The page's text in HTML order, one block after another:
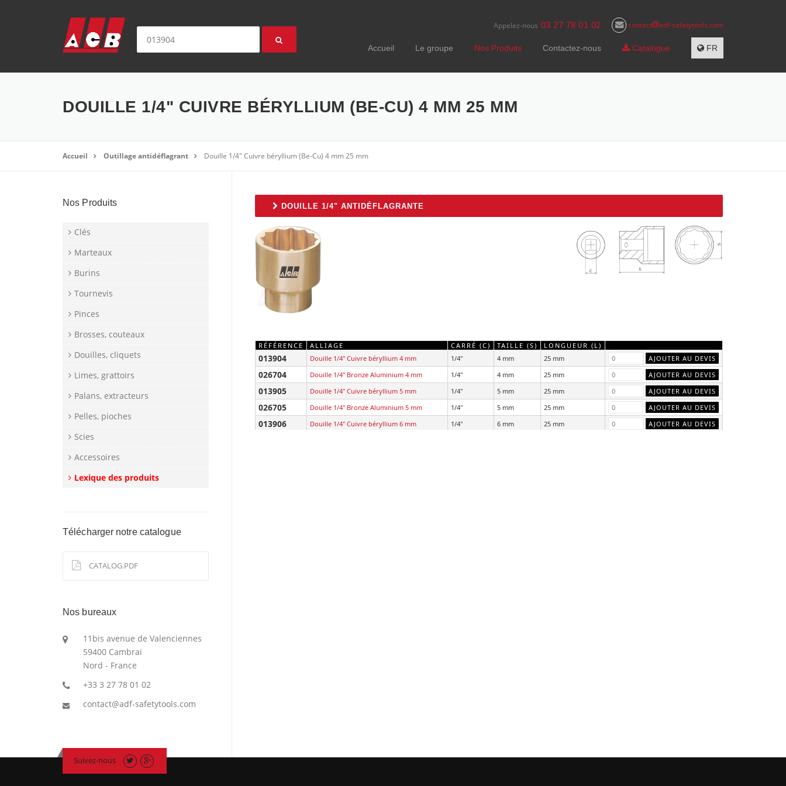
contact adf-safetytools.com
Appelez-nous 03 27 78 01 02
Accueil Le groupe Nos Produits Contactez-nous Catalogue FR
DOUILLE 1/4" CUIVRE BÉRYLLIUM (BE-CU) 4 MM 25 MM
Accueil Outillage antidéflagrant Douille 1/4" Cuivre béryllium (Be-Cu) 4 mm 25 mm
DOUILLE 1/4" ANTIDÉFLAGRANTE
RÉFÉRENCE ALLIAGE CARRÉ (C) TAILLE (S) LONGUEUR (L)
013904 Douille 1/4" Cuivre béryllium 4 mm 1/4" 4 mm 25 mm
026704 Douille 1/4" Bronze Aluminium 4 mm 1/4" 4 mm 25 mm
013905 Douille 1/4" Cuivre béryllium 5 mm 1/4" 5 mm 25 mm
026705 Douille 1/4" Bronze Aluminium 5 mm 1/4" 5 mm 25 mm
013906 Douille 1/4" Cuivre béryllium 6 mm 1/4" 6 mm 25 mm
Nos Produits
Clés
Marteaux
Burins
Tournevis
Pinces
Brosses, couteaux
Douilles, cliquets
Limes, grattoirs
Palans, extracteurs
Pelles, pioches
Scies
Accessoires
Lexique des produits
Télécharger notre catalogue
CATALOG.PDF
Nos bureaux
11bis avenue de Valenciennes
59400 Cambrai
Nord - France
+33 3 27 78 01 02
contact@adf-safetytools.com
Suivez-nous